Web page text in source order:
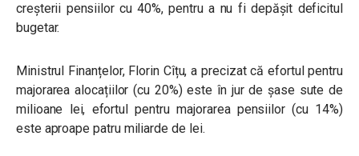
creșterii pensiilor cu 40%, pentru a nu fi depășit deficitul
bugetar.
Ministrul Finanțelor, Florin Cîțu, a precizat că efortul pentru
majorarea alocațiilor (cu 20%) este în jur de șase sute de
milioane lei, efortul pentru majorarea pensiilor (cu 14%)
este aproape patru miliarde de lei.